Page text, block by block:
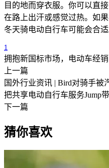
目的地而穿衣服。你可以直
在路上出汗或感觉过热。如
冬天骑电动自行车可能会合适
1
拥抱新国标市场，电动车经
上一篇
国外行业资讯 | Bird对骑手被
把共享电动自行车服务Jump
下一篇
猜你喜欢